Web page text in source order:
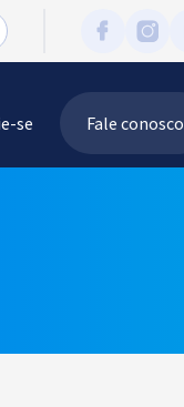
se Fale conosco